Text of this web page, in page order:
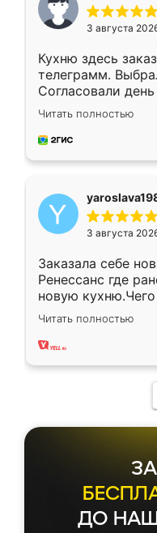
3 августа
Кухню здесь
телеграмм.
Согласовали
недели кухня
довольны
мебель за
Читать полностью
3 августа
Заказала себе
Ренессанс где
новую
вполне довольна.
два года,
Читать полностью
ДО